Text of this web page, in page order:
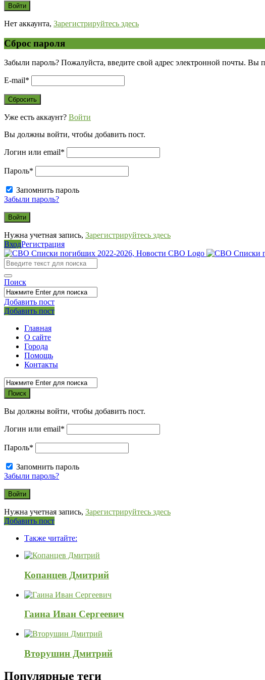
Нет аккаунта, Зарегистрируйтесь здесь
Сброс пароля
Забыли пароль? Пожалуйста, введите свой адрес электронной почты. Вы
E-mail*
Уже есть аккаунт? Войти
Вы должны войти, чтобы добавить пост.
Логин или email*
Пароль*
Запомнить пароль
Забыли пароль?
Нужна учетная запись, Зарегистрируйтесь здесь
ВходРегистрация
СВО
Списки
погибших
2022-
2026,
Новости
СВО
Поиск
Добавить пост
Мобильное
меню
Выйти
Добавить пост
Главная
О сайте
Города
Помощь
Контакты
Вы должны войти, чтобы добавить пост.
Логин или email*
Пароль*
Запомнить пароль
Забыли пароль?
Нужна учетная запись, Зарегистрируйтесь здесь
Боковая
панель
Добавить пост
Также читайте:
Копанцев Дмитрий
Гаина Иван Сергеевич
Вторушин Дмитрий
Популярные теги